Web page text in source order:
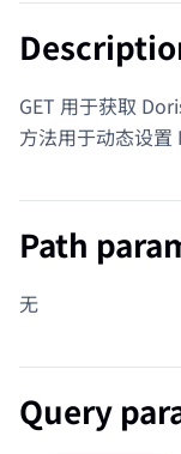
GET 用于获取
方法用于动态设置
Path
无
Query